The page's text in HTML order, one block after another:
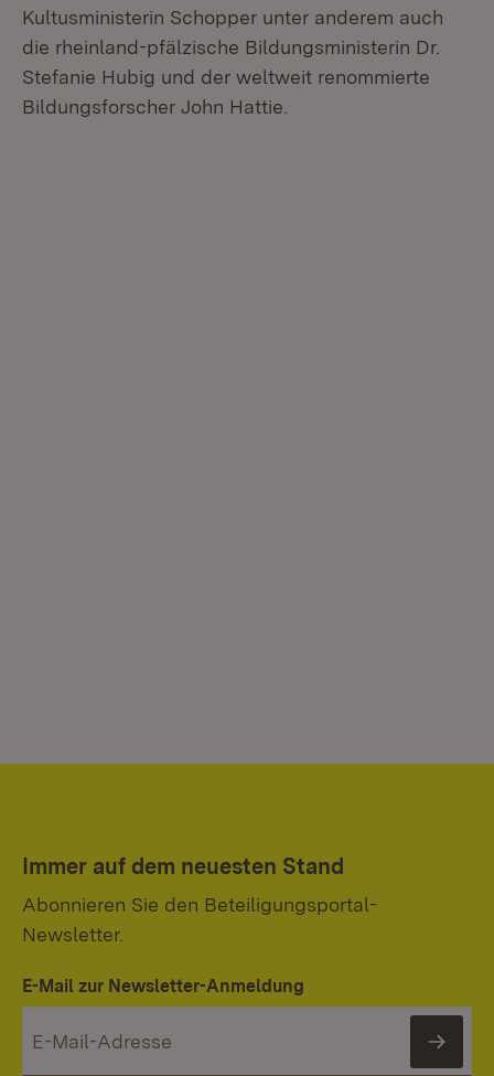
Kultusministerin Schopper unter anderem auch
die rheinland-pfälzische Bildungsministerin Dr.
Stefanie Hubig und der weltweit renommierte
Bildungsforscher John Hattie.
Immer auf dem neuesten Stand
Abonnieren Sie den Beteiligungsportal-
Newsletter.
E-Mail zur Newsletter-Anmeldung